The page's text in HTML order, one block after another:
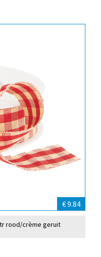
€ 9.84
rood/crème geruit